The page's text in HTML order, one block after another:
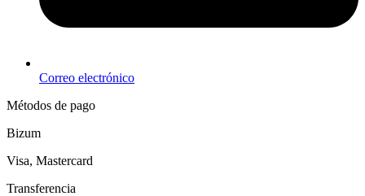
Correo electrónico
Métodos de pago
Bizum
Visa, Mastercard
Transferencia